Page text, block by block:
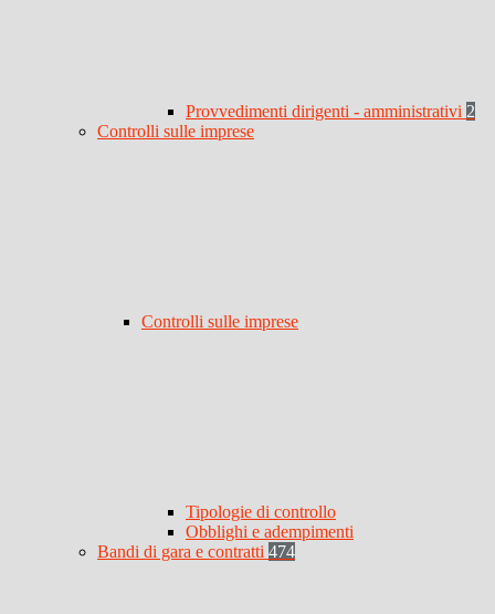
Provvedimenti dirigenti - amministrativi 2
Controlli sulle imprese
Controlli sulle imprese
Tipologie di controllo
Obblighi e adempimenti
Bandi di gara e contratti 474